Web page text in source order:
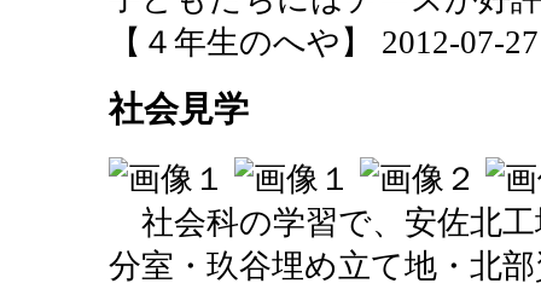
【４年生のへや】 2012-07-
社会見学
社会科の学習で、安佐北
分室・玖谷埋め立て地・北